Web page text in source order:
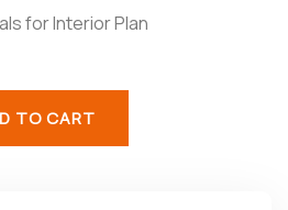
for Interior Plan
TO CART